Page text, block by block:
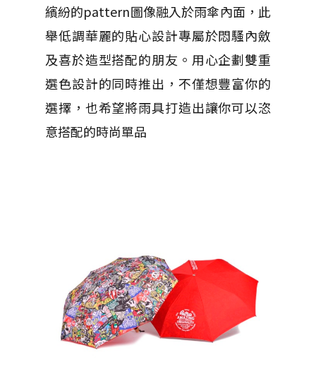
繽紛的pattern圖像融入於雨傘內面，此
舉低調華麗的貼心設計專屬於悶騷內斂
及喜於造型搭配的朋友。用心企劃雙重
選色設計的同時推出，不僅想豐富你的
選擇，也希望將雨具打造出讓你可以恣
意搭配的時尚單品